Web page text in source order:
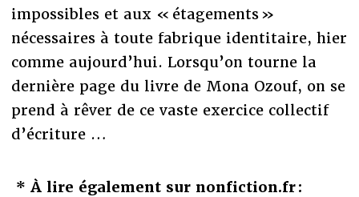
impossibles et aux « étagements »
nécessaires à toute fabrique identitaire, hier
comme aujourd’hui. Lorsqu’on tourne la
dernière page du livre de Mona Ozouf, on se
prend à rêver de ce vaste exercice collectif
d’écriture …
* À lire également sur nonfiction.fr :